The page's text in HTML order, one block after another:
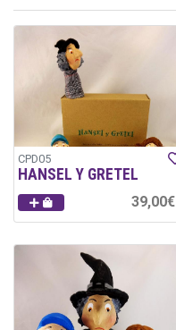
CPD05
HANSEL Y GRETEL
39,00€